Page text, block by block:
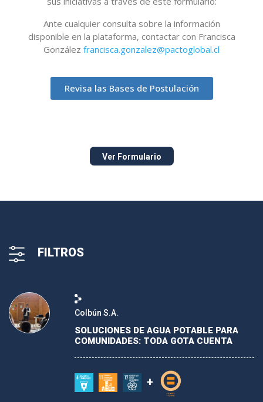
Ante cualquier consulta sobre la información
disponible en la plataforma, contactar con Francisca
González francisca.gonzalez@pactoglobal.cl
Revisa las Bases de Postulación
Ver Formulario
FILTROS
ODS
ÁMBITOS DE PACTO GLOBAL
Colbún S.A.
SOLUCIONES DE AGUA POTABLE PARA
COMUNIDADES: TODA GOTA CUENTA
+